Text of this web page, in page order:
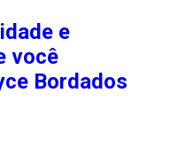
e
você
Bordados